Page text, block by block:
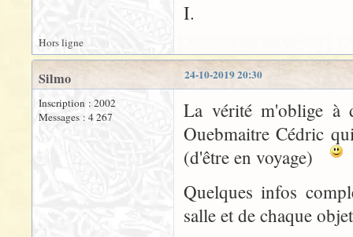
I.
Hors ligne
24-10-2019 20:30
Silmo
Inscription : 2002
Messages : 4 267
La vérité m'oblige à
Ouebmaitre Cédric
(d'être en voyage)
Quelques infos
salle et de chaque